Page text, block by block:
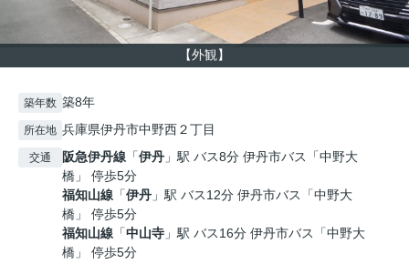
【外観】
築年数 築8年
所在地 兵庫県伊丹市中野西２丁目
交通 阪急伊丹線 「伊丹 」駅 バス8分 伊丹市バス「中野大
橋」 停歩5分
福知山線 「伊丹 」駅 バス12分 伊丹市バス「中野大
橋」 停歩5分
福知山線 「中山寺 」駅 バス16分 伊丹市バス「中野大
橋」 停歩5分